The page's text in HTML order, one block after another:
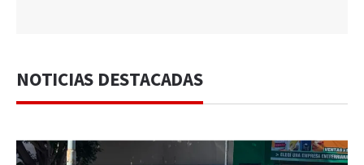
NOTICIAS DESTACADAS